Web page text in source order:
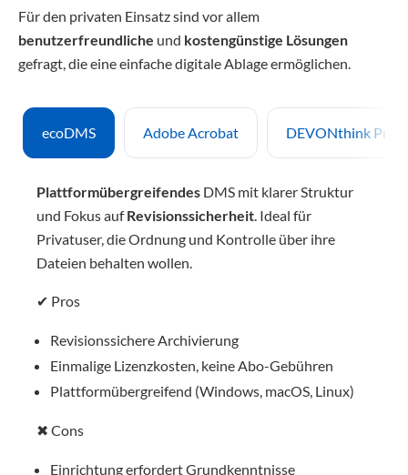
Für den privaten Einsatz sind vor allem
benutzerfreundliche und kostengünstige Lösungen
gefragt, die eine einfache digitale Ablage ermöglichen.
ecoDMS Adobe Acrobat DEVONthink Pro
Plattformübergreifendes DMS mit klarer Struktur
und Fokus aufRevisionssicherheit . Ideal für
Privatuser, die Ordnung und Kontrolle über ihre
Dateien behalten wollen.
✔ Pros
Revisionssichere Archivierung
Einmalige Lizenzkosten, keine Abo-Gebühren
Plattformübergreifend (Windows, macOS, Linux)
✖ Cons
Einrichtung erfordert Grundkenntnisse